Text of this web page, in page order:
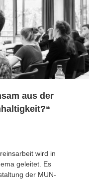
aus der
wird in
geleitet. Es
der MUN-